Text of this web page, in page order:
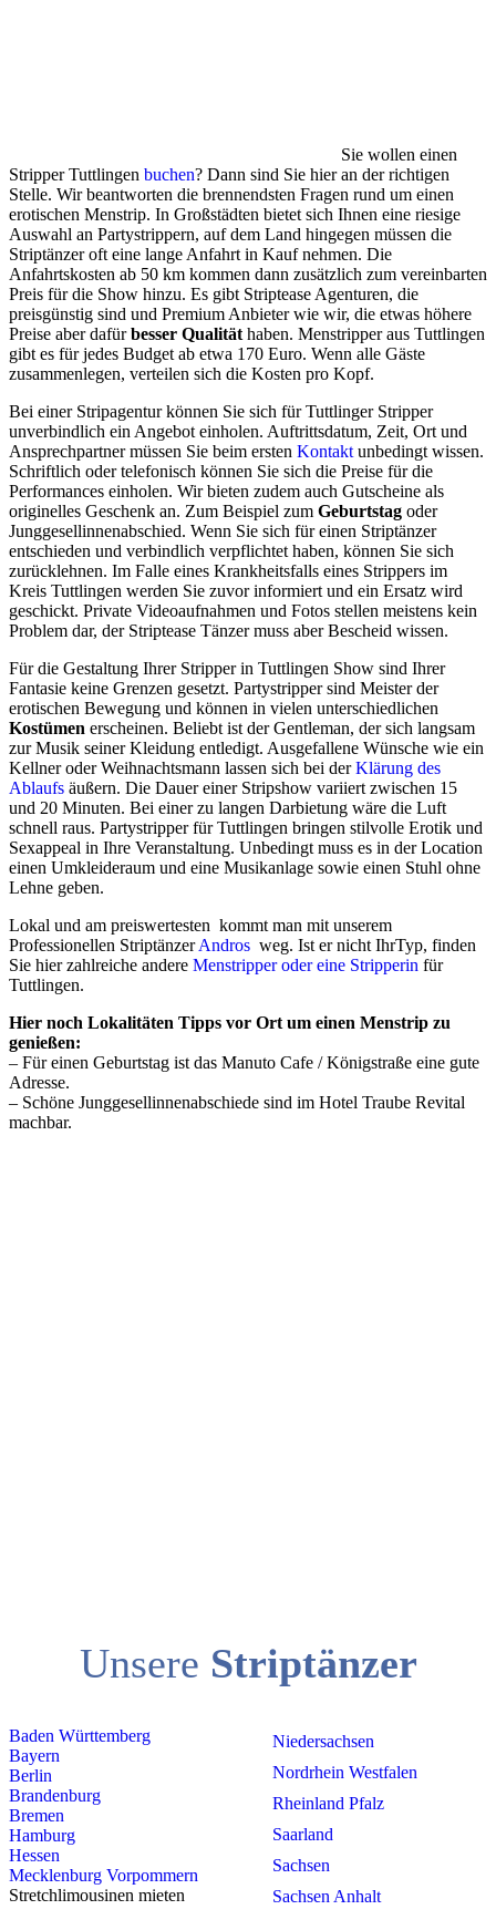
Sie wollen einen
Stripper Tuttlingen buchen? Dann sind Sie hier an der richtigen
Stelle. Wir beantworten die brennendsten Fragen rund um einen
erotischen Menstrip. In Großstädten bietet sich Ihnen eine riesige
Auswahl an Partystrippern, auf dem Land hingegen müssen die
Striptänzer oft eine lange Anfahrt in Kauf nehmen. Die
Anfahrtskosten ab 50 km kommen dann zusätzlich zum vereinbarten
Preis für die Show hinzu. Es gibt Striptease Agenturen, die
preisgünstig sind und Premium Anbieter wie wir, die etwas höhere
Preise aber dafürbesser Qualität haben. Menstripper aus Tuttlingen
gibt es für jedes Budget ab etwa 170 Euro. Wenn alle Gäste
zusammenlegen, verteilen sich die Kosten pro Kopf.
Bei einer Stripagentur können Sie sich für Tuttlinger Stripper
unverbindlich ein Angebot einholen. Auftrittsdatum, Zeit, Ort und
Ansprechpartner müssen Sie beim ersten Kontakt unbedingt wissen.
Schriftlich oder telefonisch können Sie sich die Preise für die
Performances einholen. Wir bieten zudem auch Gutscheine als
originelles Geschenk an. Zum Beispiel zum Geburtstag oder
Junggesellinnenabschied. Wenn Sie sich für einen Striptänzer
entschieden und verbindlich verpflichtet haben, können Sie sich
zurücklehnen. Im Falle eines Krankheitsfalls eines Strippers im
Kreis Tuttlingen werden Sie zuvor informiert und ein Ersatz wird
geschickt. Private Videoaufnahmen und Fotos stellen meistens kein
Problem dar, der Striptease Tänzer muss aber Bescheid wissen.
Für die Gestaltung Ihrer Stripper in Tuttlingen Show sind Ihrer
Fantasie keine Grenzen gesetzt. Partystripper sind Meister der
erotischen Bewegung und können in vielen unterschiedlichen
Kostümen erscheinen. Beliebt ist der Gentleman, der sich langsam
zur Musik seiner Kleidung entledigt. Ausgefallene Wünsche wie ein
Kellner oder Weihnachtsmann lassen sich bei derKlärung des
Ablaufs äußern. Die Dauer einer Stripshow variiert zwischen 15
und 20 Minuten. Bei einer zu langen Darbietung wäre die Luft
schnell raus. Partystripper für Tuttlingen bringen stilvolle Erotik und
Sexappeal in Ihre Veranstaltung. Unbedingt muss es in der Location
einen Umkleideraum und eine Musikanlage sowie einen Stuhl ohne
Lehne geben.
Lokal und am preiswertesten kommt man mit unserem
Professionellen StriptänzerAndros weg. Ist er nicht IhrTyp, finden
Sie hier zahlreiche andere Menstripper oder eine Stripperin für
Tuttlingen.
Hier noch Lokalitäten Tipps vor Ort um einen Menstrip zu
genießen:
– Für einen Geburtstag ist das Manuto Cafe /Königstraße eine gute
Adresse.
– Schöne Junggesellinnenabschiede sind im Hotel Traube Revital
machbar.
Unsere Striptänzer
Baden Württemberg
Bayern
Berlin
Brandenburg
Bremen
Hamburg
Hessen
Mecklenburg Vorpommern
Niedersachsen
Nordrhein Westfalen
Rheinland Pfalz
Saarland
Sachsen
Sachsen Anhalt
Stretchlimousinen mieten